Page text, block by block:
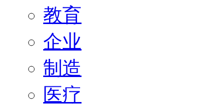
教育
企业
制造
医疗